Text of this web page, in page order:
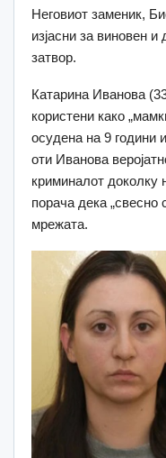
Неговиот заменик,
изјасни за виновен
затвор.
Катарина Иванова
користени како
осудена на 9 години
оти Иванова
криминалот доколку
порача дека
мрежата.